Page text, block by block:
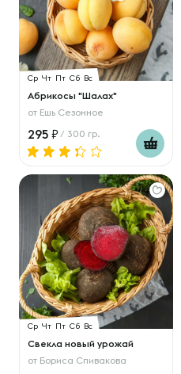
Ср Чт Пт Сб Вс
Абрикосы "Шалах"
от Ешь Сезонное
295 / 300 гр.
Ср Чт Пт Сб Вс
Свекла новый урожай
от Бориса Спивакова